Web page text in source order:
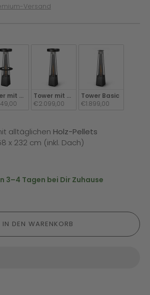
Versand
mit Dach und Tischplatte
Tower mit Dach
€2.099,00
Tower Basic
€1.899,00
alltäglichen Holz-Pellets
x 232 cm (inkl. Dach)
3–4 Tagen bei Dir Zuhause
IN DEN WARENKORB